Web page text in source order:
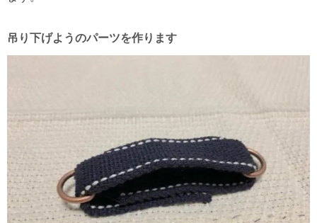
吊り下げようのパーツを作ります